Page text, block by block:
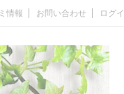
情報 お問い合わせ ログ